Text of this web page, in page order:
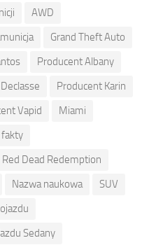
AWD
Grand Theft Auto
Producent Albany
Producent Karin
Vapid
Miami
fakty
Red Dead Redemption
Nazwa naukowa
SUV
Sedany